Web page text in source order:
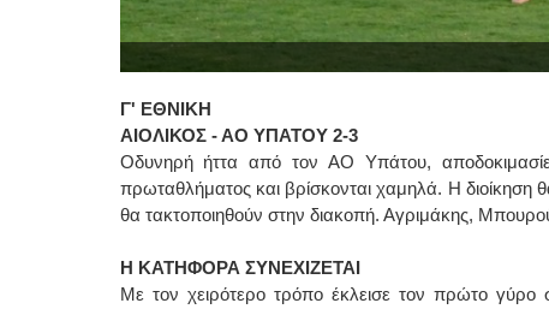
Γ' ΕΘΝΙΚΗ
ΑΙΟΛΙΚΟΣ - ΑΟ ΥΠΑΤΟΥ 2-3
Οδυνηρή ήττα από τον ΑΟ Υπάτου,
πρωταθλήματος και βρίσκονται χαμηλά. Η
θα τακτοποιηθούν στην διακοπή. Αγριμάκης,
Η ΚΑΤΗΦΟΡΑ ΣΥΝΕΧΙΖΕΤΑΙ
Με τον χειρότερο τρόπο έκλεισε τον πρώτο